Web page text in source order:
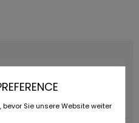
Sie unsere Website weiter